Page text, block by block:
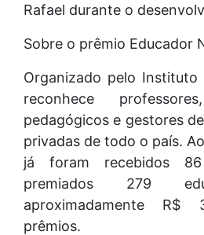
Rafael durante o
Sobre o prêmio Educador
Organizado pelo Instituto
reconhece
pedagógicos e gestores
privadas de todo o país.
já foram recebidos
premiados 279
aproximadamente
prêmios.